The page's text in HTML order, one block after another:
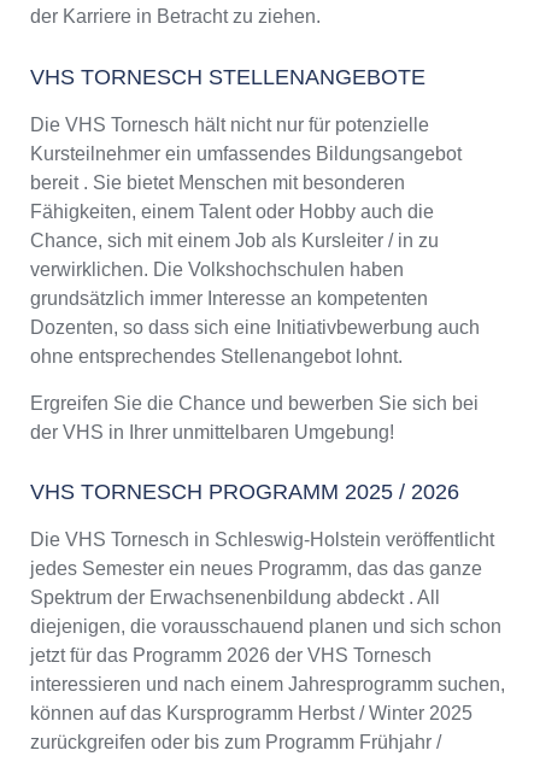
der Karriere in Betracht zu ziehen.
VHS TORNESCH STELLENANGEBOTE
Die VHS Tornesch hält nicht nur für potenzielle
Kursteilnehmer ein umfassendes Bildungsangebot
bereit . Sie bietet Menschen mit besonderen
Fähigkeiten, einem Talent oder Hobby auch die
Chance, sich mit einem Job als Kursleiter / in zu
verwirklichen. Die Volkshochschulen haben
grundsätzlich immer Interesse an kompetenten
Dozenten, so dass sich eine Initiativbewerbung auch
ohne entsprechendes Stellenangebot lohnt.
Ergreifen Sie die Chance und bewerben Sie sich bei
der VHS in Ihrer unmittelbaren Umgebung!
VHS TORNESCH PROGRAMM 2025 / 2026
Die VHS Tornesch in Schleswig-Holstein veröffentlicht
jedes Semester ein neues Programm, das das ganze
Spektrum der Erwachsenenbildung abdeckt . All
diejenigen, die vorausschauend planen und sich schon
jetzt für das Programm 2026 der VHS Tornesch
interessieren und nach einem Jahresprogramm suchen,
können auf das Kursprogramm Herbst / Winter 2025
zurückgreifen oder bis zum Programm Frühjahr /